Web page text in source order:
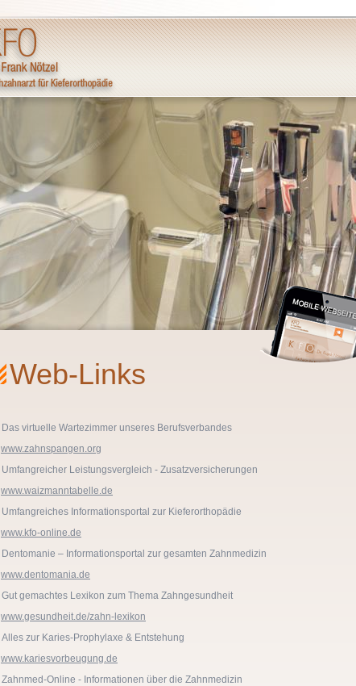
Web-Links
Das virtuelle Wartezimmer unseres Berufsverbandes
www.zahnspangen.org
Umfangreicher Leistungsvergleich - Zusatzversicherungen
www.waizmanntabelle.de
Umfangreiches Informationsportal zur Kieferorthopädie
www.kfo-online.de
Dentomanie – Informationsportal zur gesamten Zahnmedizin
www.dentomania.de
Gut gemachtes Lexikon zum Thema Zahngesundheit
www.gesundheit.de/zahn-lexikon
Alles zur Karies-Prophylaxe & Entstehung
www.kariesvorbeugung.de
Zahnmed-Online - Informationen über die Zahnmedizin